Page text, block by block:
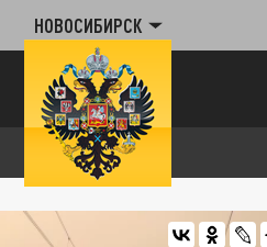
НОВОСИБИРСК